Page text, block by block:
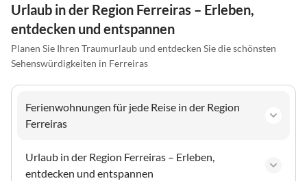
Urlaub in der Region Ferreiras – Erleben,
entdecken und entspannen
Planen Sie Ihren Traumurlaub und entdecken Sie die schönsten
Sehenswürdigkeiten in Ferreiras
Ferienwohnungen für jede Reise in der Region
Ferreiras
Urlaub in der Region Ferreiras – Erleben,
entdecken und entspannen